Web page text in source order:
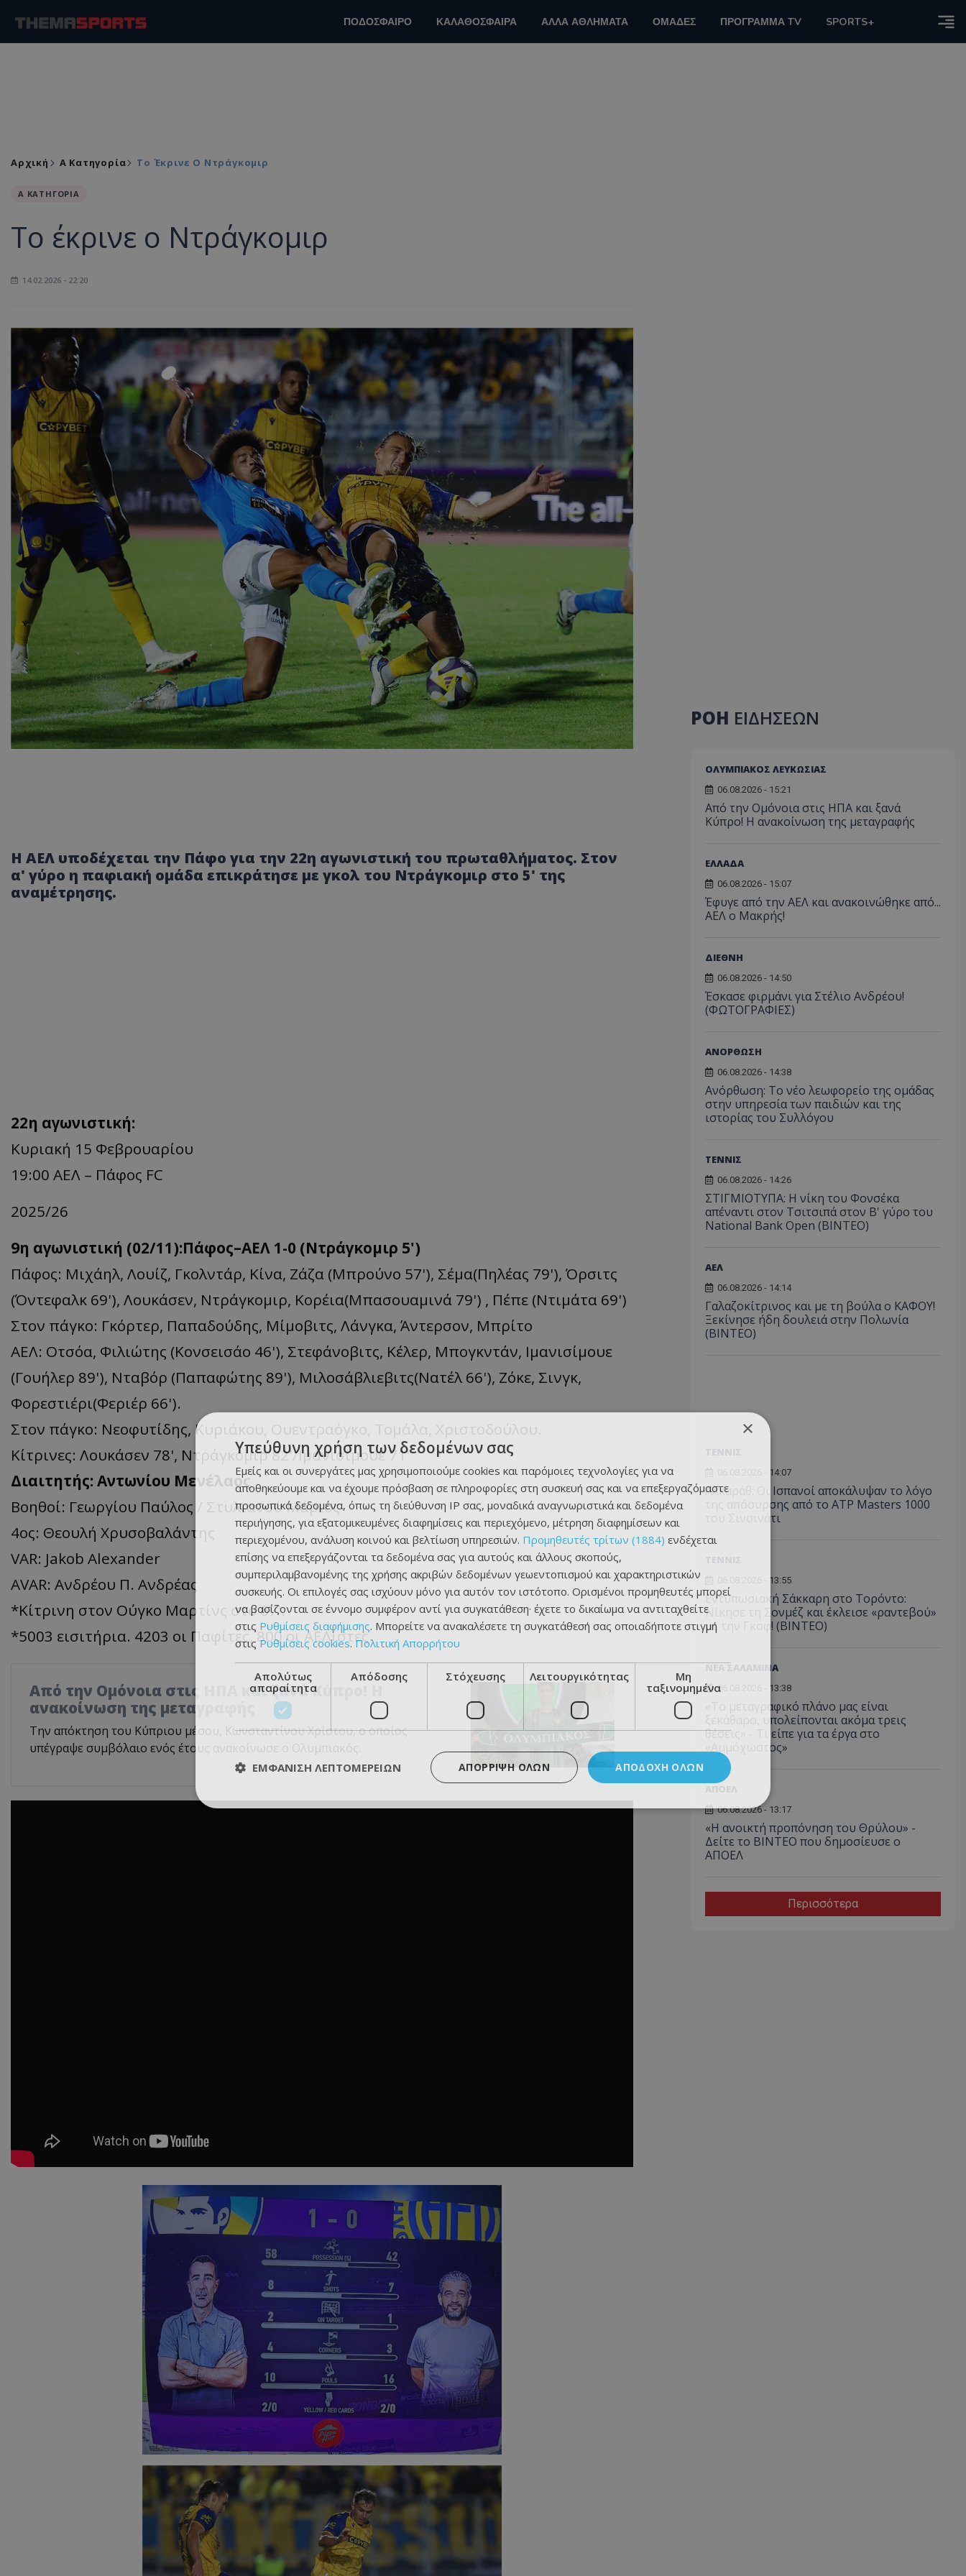
ΠΟΔΟΣΦΑΙΡΟ ΚΑΛΑΘΟΣΦΑΙΡΑ ΑΛΛΑ ΑΘΛΗΜΑΤΑ ΟΜΑΔΕΣ ΠΡΟΓΡΑΜΜΑ TV SPORTS+
Αρχική Α Κατηγορία Το Έκρινε Ο Ντράγκομιρ
Α ΚΑΤΗΓΟΡΙΑ
Το έκρινε ο Ντράγκομιρ
14.02.2026 - 22:20
Η ΑΕΛ υποδέχεται την Πάφο για την 22η αγωνιστική του πρωταθλήματος. Στον
α' γύρο η παφιακή ομάδα επικράτησε με γκολ του Ντράγκομιρ στο 5' της
αναμέτρησης.
22η αγωνιστική:
Κυριακή 15 Φεβρουαρίου
19:00 ΑΕΛ – Πάφος FC
2025/26
9η αγωνιστική (02/11):Πάφος–ΑΕΛ 1-0 (Ντράγκομιρ 5')
Πάφος: Μιχάηλ, Λουίζ, Γκολντάρ, Κίνα, Ζάζα (Μπρούνο 57'), Σέμα(Πηλέας 79'), Όρσιτς
(Όντεφαλκ 69'), Λουκάσεν, Ντράγκομιρ, Κορέια(Μπασουαμινά 79') , Πέπε (Ντιμάτα 69')
Στον πάγκο: Γκόρτερ, Παπαδούδης, Μίμοβιτς, Λάνγκα, Άντερσον, Μπρίτο
ΑΕΛ: Οτσόα, Φιλιώτης (Κονσεισάο 46'), Στεφάνοβιτς, Κέλερ, Μπογκντάν, Ιμανισίμουε
(Γουήλερ 89'), Νταβόρ (Παπαφώτης 89'), Μιλοσάβλιεβιτς(Νατέλ 66'), Ζόκε, Σινγκ,
Φορεστιέρι(Φεριέρ 66').
Στον πάγκο: Νεοφυτίδης, Κυριάκου, Ουεντραόγκο, Τομάλα, Χριστοδούλου.
Κίτρινες: Λουκάσεν 78', Ντράγκομιρ 82'/Ιμανισίμουε 71'
Διαιτητής: Αντωνίου Μενέλαος
Βοηθοί: Γεωργίου Παύλος / Στυλιανού Μάριος
4ος: Θεουλή Χρυσοβαλάντης
VAR: Jakob Alexander
AVAR: Ανδρέου Π. Ανδρέας
*Κίτρινη στον Ούγκο Μαρτίνς στο 67'.
*5003 εισιτήρια. 4203 οι Παφίτες, 800 οι ΑΕΛίστες.
Από την Ομόνοια στις ΗΠΑ και ξανά Κύπρο! Η
ανακοίνωση της μεταγραφής
Την απόκτηση του Κύπριου μέσου, Κωνσταντίνου Χρίστου, ο οποίος
υπέγραψε συμβόλαιο ενός έτους ανακοίνωσε ο Ολυμπιακός.
ΡΟΗ ΕΙΔΗΣΕΩΝ
ΟΛΥΜΠΙΑΚΟΣ ΛΕΥΚΩΣΙΑΣ
06.08.2026 - 15:21
Από την Ομόνοια στις ΗΠΑ και ξανά
Κύπρο! Η ανακοίνωση της μεταγραφής
ΕΛΛΑΔΑ
06.08.2026 - 15:07
Έφυγε από την ΑΕΛ και ανακοινώθηκε από...
ΑΕΛ ο Μακρής!
ΔΙΕΘΝΗ
06.08.2026 - 14:50
Έσκασε φιρμάνι για Στέλιο Ανδρέου!
(ΦΩΤΟΓΡΑΦΙΕΣ)
ΑΝΟΡΘΩΣΗ
06.08.2026 - 14:38
Ανόρθωση: Το νέο λεωφορείο της ομάδας
στην υπηρεσία των παιδιών και της
ιστορίας του Συλλόγου
ΤΕΝΝΙΣ
06.08.2026 - 14:26
ΣΤΙΓΜΙΟΤΥΠΑ: Η νίκη του Φονσέκα
απέναντι στον Τσιτσιπά στον Β' γύρο του
National Bank Open (ΒΙΝΤΕΟ)
ΑΕΛ
06.08.2026 - 14:14
Γαλαζοκίτρινος και με τη βούλα ο ΚΑΦΟΥ!
Ξεκίνησε ήδη δουλειά στην Πολωνία
(ΒΙΝΤΕΟ)
06.08.2026 - 14:07
Αλκαράθ: Οι Ισπανοί αποκάλυψαν το λόγο
της απόσυρσης από το ATP Masters 1000
του Σινσινάτι
06.08.2026 - 13:55
Εντυπωσιακή Σάκκαρη στο Τορόντο:
Νίκησε τη Σονμέζ και έκλεισε «ραντεβού»
με την Γκοφ! (ΒΙΝΤΕΟ)
ΝΕΑ ΣΑΛΑΜΙΝΑ
06.08.2026 - 13:38
«Το μεταγραφικό πλάνο μας είναι
ξεκάθαρο, υπολείπονται ακόμα τρεις
θέσεις» - Τι είπε για τα έργα στο
«Αμμόχωστος»
06.08.2026 - 13:17
«Η ανοικτή προπόνηση του Θρύλου» -
Δείτε το ΒΙΝΤΕΟ που δημοσίευσε ο
ΑΠΟΕΛ
Περισσότερα
×
Υπεύθυνη χρήση των δεδομένων σας
Εμείς και οι συνεργάτες μας χρησιμοποιούμε cookies και παρόμοιες τεχνολογίες για να
αποθηκεύουμε και να έχουμε πρόσβαση σε πληροφορίες στη συσκευή σας και να επεξεργαζόμαστε
προσωπικά δεδομένα, όπως τη διεύθυνση IP σας, μοναδικά αναγνωριστικά και δεδομένα
περιήγησης, για εξατομικευμένες διαφημίσεις και περιεχόμενο, μέτρηση διαφημίσεων και
περιεχομένου, ανάλυση κοινού και βελτίωση υπηρεσιών. Προμηθευτές τρίτων (1884) ενδέχεται
επίσης να επεξεργάζονται τα δεδομένα σας για αυτούς και άλλους σκοπούς,
συμπεριλαμβανομένης της χρήσης ακριβών δεδομένων γεωεντοπισμού και χαρακτηριστικών
συσκευής. Οι επιλογές σας ισχύουν μόνο για αυτόν τον ιστότοπο. Ορισμένοι προμηθευτές μπορεί
να βασίζονται σε έννομο συμφέρον αντί για συγκατάθεση· έχετε το δικαίωμα να αντιταχθείτε
στις Ρυθμίσεις διαφήμισης. Μπορείτε να ανακαλέσετε τη συγκατάθεσή σας οποιαδήποτε στιγμή
στιςΡυθμίσεις cookies. Πολιτική Απορρήτου
Απολύτως
απαραίτητα
Απόδοσης Στόχευσης Λειτουργικότητας
Μη
ταξινομημένα
ΑΠΟΔΟΧΉ ΌΛΩΝ
ΑΠΌΡΡΙΨΗ ΌΛΩΝ
ΕΜΦΆΝΙΣΗ ΛΕΠΤΟΜΕΡΕΙΏΝ